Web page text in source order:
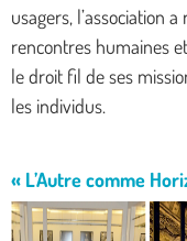
usagers, l’association
rencontres humaines
le droit fil de ses
les individus.
« L’Autre comme